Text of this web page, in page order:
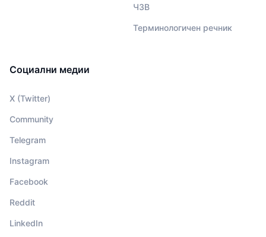
ЧЗВ
Терминологичен речник
Социални медии
X (Twitter)
Community
Telegram
Instagram
Facebook
Reddit
LinkedIn